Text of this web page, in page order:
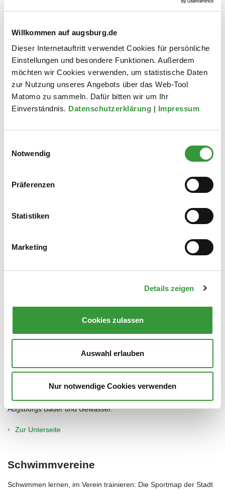
Willkommen auf augsburg.de
Dieser Internetauftritt verwendet Cookies für persönliche
Einstellungen und besondere Funktionen. Außerdem
möchten wir Cookies verwenden, um statistische Daten
zur Nutzung unseres Angebots über das Web-Tool
Matomo zu sammeln. Dafür bitten wir um Ihr
Einverständnis. Datenschutzerklärung | Impressum
Notwendig
Präferenzen
Statistiken
Marketing
Details zeigen
Cookies zulassen
Auswahl erlauben
Nur notwendige Cookies verwenden
Die Stadt Augsburg betreibt vier Hallenbäder: Das Alte Stadtbad in
Haunstetten und im Spickel.
Das Baden in Augsburgs Kanälen ist gefährlich und deshalb an
FAQs Baden
Wo dürfen Hunde ins Wasser? Warum kann das Baden in Flüssen
Augsburgs Bäder und Gewässer.
Zur Unterseite
Schwimmvereine
Schwimmen lernen, im Verein trainieren: Die Sportmap der Stadt